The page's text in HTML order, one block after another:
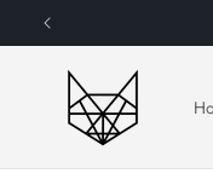
zum
Inhalt